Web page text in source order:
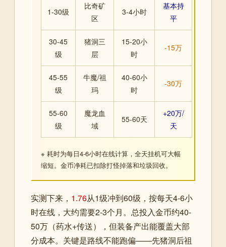
1-30级
比奇矿
区
3-4小时
基本持
平
30-45
级
猪洞三
层
15-20小
时
-15万
45-55
级
牛魔/祖
玛
40-60小
时
-30万
55-60
级
魔龙血
域
55-60天
+20万/
天
※ 耗时为每日4-6小时在线计算，全天挂机可大幅
缩短。金币净耗已扣除打怪掉落和垃圾回收。
实测下来， 1.76从1级冲到60级，按每天4-6小
时在线，大约需要2-3个月。总投入金币约40-
50万（药水+传送），但装备产出能覆盖大部
分成本。关键是路线不能跑偏——先猪洞后祖